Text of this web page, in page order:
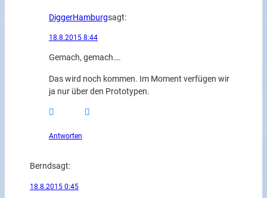
DiggerHamburgsagt:
18.8.2015 8:44
Gemach, gemach….
Das wird noch kommen. Im Moment verfügen wir
ja nur über den Prototypen.
Antworten
Berndsagt:
18.8.2015 0:45